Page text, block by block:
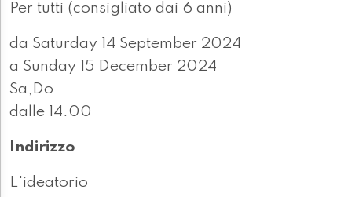
Per tutti (consigliato dai 6 anni)
da Saturday 14 September 2024
a Sunday 15 December 2024
Sa,Do
dalle 14.00
Indirizzo
L'ideatorio